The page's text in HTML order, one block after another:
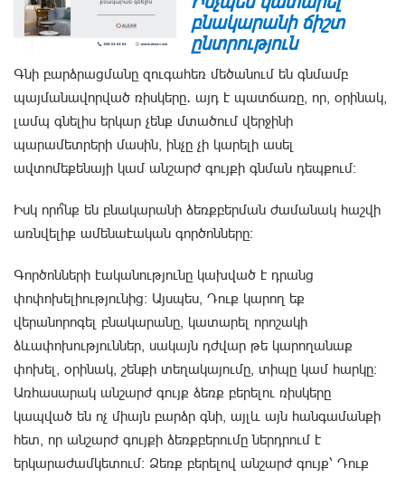
բնակարանի ճիշտ
ընտրություն
Գնի բարձրացմանը զուգահեռ մեծանում են գնմամբ
պայմանավորված ռիսկերը․ այդ է պատճառը, որ, օրինակ,
լամպ գնելիս երկար չենք մտածում վերջինի
պարամետրերի մասին, ինչը չի կարելի ասել
ավտոմեքենայի կամ անշարժ գույքի գնման դեպքում։
Իսկ որո՞նք են բնակարանի ձեռքբերման ժամանակ հաշվի
առնվելիք ամենաէական գործոնները։
Գործոնների էականությունը կախված է դրանց
փոփոխելիությունից։ Այսպես, Դուք կարող եք
վերանորոգել բնակարանը, կատարել որոշակի
ձևափոխություններ, սակայն դժվար թե կարողանաք
փոխել, օրինակ, շենքի տեղակայումը, տիպը կամ հարկը։
Առհասարակ անշարժ գույք ձեռք բերելու ռիսկերը
կապված են ոչ միայն բարձր գնի, այլև այն հանգամանքի
հետ, որ անշարժ գույքի ձեռքբերումը ներդրում է
երկարաժամկետում։ Ձեռք բերելով անշարժ գույք՝ Դուք